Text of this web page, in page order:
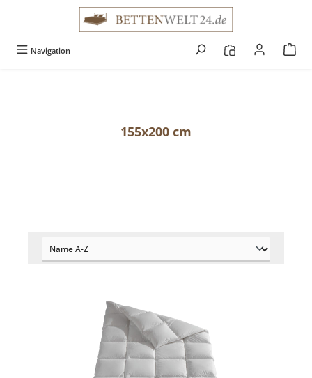
Navigation
155x200 cm